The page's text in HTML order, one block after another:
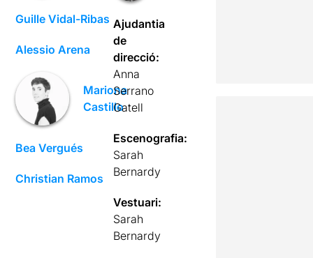
Guille Vidal-Ribas
Alessio Arena
Mariona
Castillo
Bea Vergués
Christian Ramos
Ajudantia
de
direcció:
Anna
Serrano
Gatell
Escenografia:
Sarah
Bernardy
Vestuari:
Sarah
Bernardy